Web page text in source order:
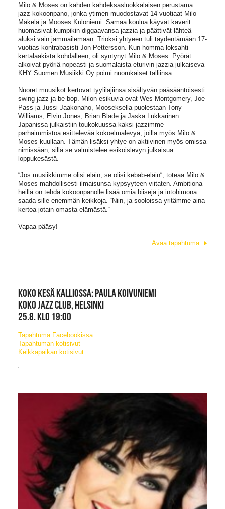
Milo & Moses on kahden kahdeksasluokkalaisen perustama
jazz-kokoonpano, jonka ytimen muodostavat 14-vuotiaat Milo
Mäkelä ja Mooses Kuloniemi. Samaa koulua käyvät kaverit
huomasivat kumpikin diggaavansa jazzia ja päättivät lähteä
aluksi vain jammailemaan. Trioksi yhtyeen tuli täydentämään 17-
vuotias kontrabasisti Jon Pettersson. Kun homma loksahti
kertalaakista kohdalleen, oli syntynyt Milo & Moses. Pyörät
alkoivat pyöriä nopeasti ja suomalaista eturivin jazzia julkaiseva
KHY Suomen Musiikki Oy poimi nuorukaiset talliinsa.
Nuoret muusikot kertovat tyylilajiinsa sisältyvän pääsääntöisesti
swing-jazz ja be-bop. Milon esikuvia ovat Wes Montgomery, Joe
Pass ja Jussi Jaakonaho, Mooseksella puolestaan Tony
Williams, Elvin Jones, Brian Blade ja Jaska Lukkarinen.
Japanissa julkaistiin toukokuussa kaksi jazzimme
parhaimmistoa esittelevää kokoelmalevyä, joilla myös Milo &
Moses kuullaan. Tämän lisäksi yhtye on aktiivinen myös omissa
nimissään, sillä se valmistelee esikoislevyn julkaisua
loppukesästä.
“Jos musiikkimme olisi eläin, se olisi kebab-eläin“, toteaa Milo &
Moses mahdollisesti ilmaisunsa kypsyyteen viitaten. Ambitiona
heillä on tehdä kokoonpanolle lisää omia biisejä ja intohimona
saada sille enemmän keikkoja. “Niin, ja sooloissa yritämme aina
kertoa jotain omasta elämästä.“
Vapaa pääsy!
Avaa tapahtuma
KOKO KESÄ KALLIOSSA: PAULA KOIVUNIEMI
KOKO JAZZ CLUB, HELSINKI
25.8. KLO 19:00
Tapahtuma Facebookissa
Tapahtuman kotisivut
Keikkapaikan kotisivut